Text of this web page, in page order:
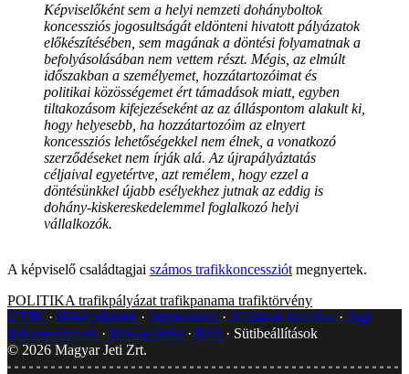
Képviselőként sem a helyi nemzeti dohányboltok
koncessziós jogosultságát eldönteni hivatott pályázatok
előkészítésében, sem magának a döntési folyamatnak a
befolyásolásában nem vettem részt. Mégis, az elmúlt
időszakban a személyemet, hozzátartozóimat és
politikai közösségemet ért támadások miatt, egyben
tiltakozásom kifejezéseként az az álláspontom alakult ki,
hogy helyesebb, ha hozzátartozóim az elnyert
koncessziós lehetőségekkel nem élnek, a vonatkozó
szerződéseket nem írják alá. Az újrapályáztatás
céljaival egyetértve, azt remélem, hogy ezzel a
döntésünkkel újabb esélyekhez jutnak az eddig is
dohány-kiskereskedelemmel foglalkozó helyi
vállalkozók.
A képviselő családtagjai számos trafikkoncessziót megnyertek.
POLITIKA trafikpályázat trafikpanama trafiktörvény
GYIK
Hibát jelentek Impresszum Javítások kezelése
Jogi
dokumentumok
Médiaajánlat RSS
Sütibeállítások
© 2026 Magyar Jeti Zrt.